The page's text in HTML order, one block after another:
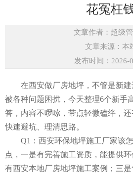
花冤枉
文章作者：超级
文章来源：本
发布时间：2026-
在西安做厂房地坪，不管是新
被各种问题困扰，今天整理6个新手
答，内容不啰嗦，带点轻微磕绊，
快速避坑、理清思路。
Q1： 西安环保地坪施工厂家该
点，一是有完善施工资质，能提供
有西安本地厂房地坪施工案例；三